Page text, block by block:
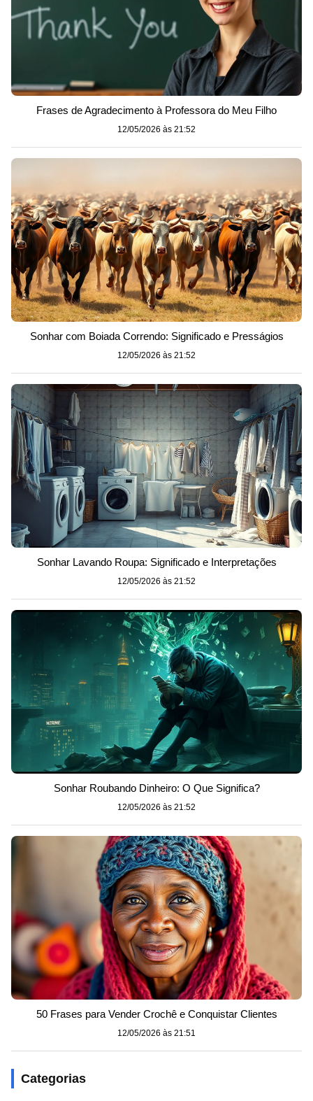
Frases de Agradecimento à Professora do Meu Filho
12/05/2026 às 21:52
Sonhar com Boiada Correndo: Significado e Presságios
12/05/2026 às 21:52
Sonhar Lavando Roupa: Significado e Interpretações
12/05/2026 às 21:52
Sonhar Roubando Dinheiro: O Que Significa?
12/05/2026 às 21:52
50 Frases para Vender Crochê e Conquistar Clientes
12/05/2026 às 21:51
Categorias